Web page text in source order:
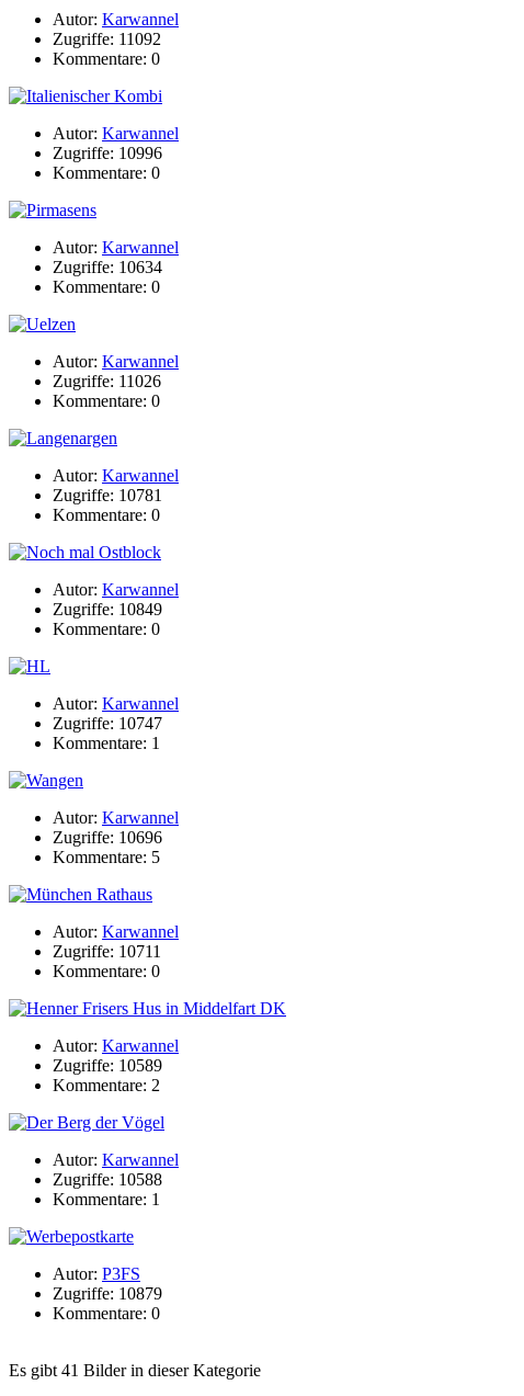
Autor: Karwannel
Zugriffe: 11092
Kommentare: 0
Autor: Karwannel
Zugriffe: 10996
Kommentare: 0
Autor: Karwannel
Zugriffe: 10634
Kommentare: 0
Autor: Karwannel
Zugriffe: 11026
Kommentare: 0
Autor: Karwannel
Zugriffe: 10781
Kommentare: 0
Autor: Karwannel
Zugriffe: 10849
Kommentare: 0
Autor: Karwannel
Zugriffe: 10747
Kommentare: 1
Autor: Karwannel
Zugriffe: 10696
Kommentare: 5
Autor: Karwannel
Zugriffe: 10711
Kommentare: 0
Autor: Karwannel
Zugriffe: 10589
Kommentare: 2
Autor: Karwannel
Zugriffe: 10588
Kommentare: 1
Autor: P3FS
Zugriffe: 10879
Kommentare: 0
Es gibt 41 Bilder in dieser Kategorie